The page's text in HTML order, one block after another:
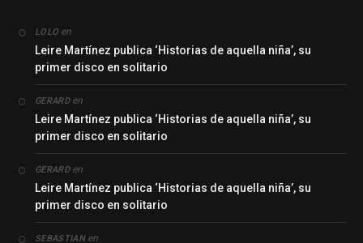
LOLO en
Leire Martínez publica ‘Historias de aquella niña’, su
primer disco en solitario
GERARDen
Leire Martínez publica ‘Historias de aquella niña’, su
primer disco en solitario
GERARDen
Leire Martínez publica ‘Historias de aquella niña’, su
primer disco en solitario
SEBASTIANen